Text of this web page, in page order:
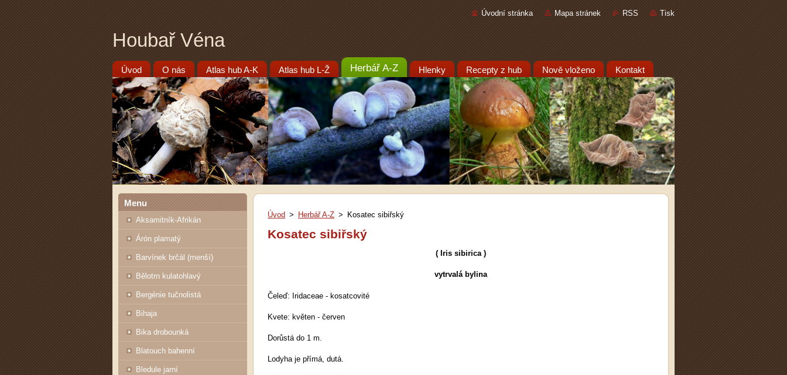
Úvodní stránka Mapa stránek RSS Tisk
Houbař Véna
Úvod O nás Atlas hub A-K Atlas hub L-Ž Herbář A-Z Hlenky Recepty z hub Nově vloženo Kontakt
Menu
Aksamitník-Afrikán
Árón plamatý
Barvínek brčál (menší)
Bělotrn kulatohlavý
Bergénie tučnolistá
Bihaja
Bika drobounká
Blatouch bahenní
Bledule jarní
Úvod > Herbář A-Z > Kosatec sibiřský
Kosatec sibiřský
( Iris sibirica )
vytrvalá bylina
Čeleď: Iridaceae - kosatcovité
Kvete: květen - červen
Dorůstá do 1 m.
Lodyha je přímá, dutá.